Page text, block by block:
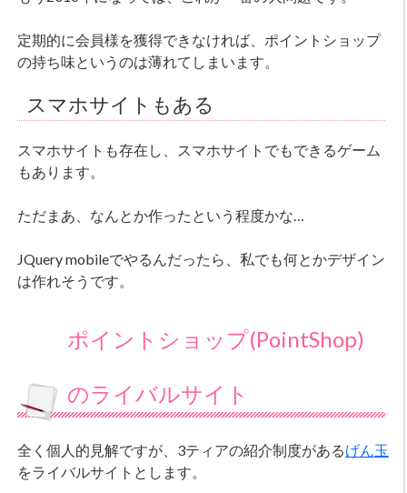
定期的に会員様を獲得できなければ、ポイントショップ
の持ち味というのは薄れてしまいます。
スマホサイトもある
スマホサイトも存在し、スマホサイトでもできるゲーム
もあります。
ただまあ、なんとか作ったという程度かな…
JQuery mobileでやるんだったら、私でも何とかデザイン
は作れそうです。
ポイントショップ(PointShop)
のライバルサイト
全く個人的見解ですが、3ティアの紹介制度があるげん玉
をライバルサイトとします。